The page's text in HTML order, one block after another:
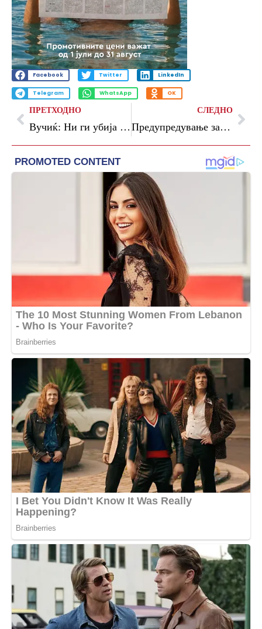
Facebook Twitter LinkedIn
Telegram WhatsApp OK
ПРЕТХОДНО
Вучиќ: Ни ги убија децата, никогаш нема да го заборавиме, јас сум горд претседател на слободна земја
СЛЕДНО
Предупредување за обилни врнежи и пораст на нивото на водата во Република Српска